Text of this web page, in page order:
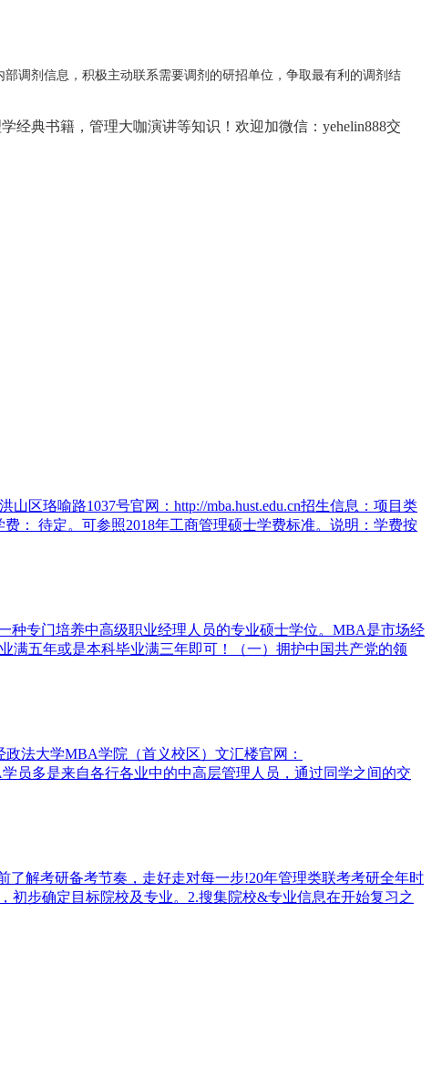
调剂信息，积极主动联系需要调剂的研招单位，争取最有利的调剂结
经典书籍， 管理大咖演讲等知识！欢迎加微信：yehelin888交
区珞喻路1037号官网：http://mba.hust.edu.cn招生信息：项目类
： 待定。可参照2018年工商管理硕士学费标准。说明：学费按
种专门培养中高级职业经理人员的专业硕士学位。MBA是市场经
满五年或是本科毕业满三年即可！（一）拥护中国共产党的领
法大学MBA学院（首义校区）文汇楼官网：
员多是来自各行各业中的中高层管理人员，通过同学之间的交
解考研备考节奏，走好走对每一步!20年管理类联考考研全年时
初步确定目标院校及专业。2.搜集院校&专业信息在开始复习之